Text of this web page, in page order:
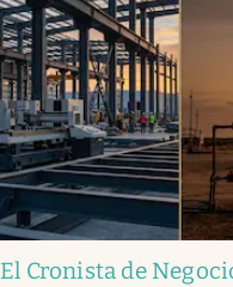
Tv
Clima
Espiritualidad
Mediakit
abre en nueva pestaña
México
El Cronista de